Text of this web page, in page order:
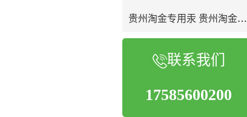
贵州淘金专用汞 贵州淘金专用水银
联系我们
17585600200